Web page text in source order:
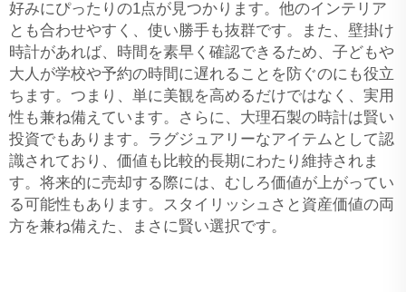
好みにぴったりの1点が見つかります。他のインテリア
とも合わせやすく、使い勝手も抜群です。また、壁掛け
時計があれば、時間を素早く確認できるため、子どもや
大人が学校や予約の時間に遅れることを防ぐのにも役立
ちます。つまり、単に美観を高めるだけではなく、実用
性も兼ね備えています。さらに、大理石製の時計は賢い
投資でもあります。ラグジュアリーなアイテムとして認
識されており、価値も比較的長期にわたり維持されま
す。将来的に売却する際には、むしろ価値が上がってい
る可能性もあります。スタイリッシュさと資産価値の両
方を兼ね備えた、まさに賢い選択です。